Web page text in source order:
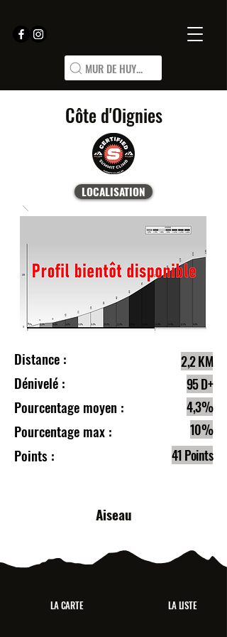
MUR DE HUY...
Côte d'Oignies
LOCALISATION
Distance :
Dénivelé :
Pourcentage moyen :
Pourcentage max :
Points :
2,2 KM
95 D+
4,3%
10%
41 Points
Aiseau
LA CARTE LA LISTE